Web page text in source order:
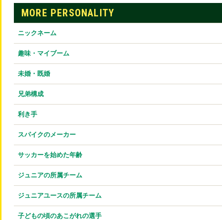
MORE PERSONALITY
ニックネーム
趣味・マイブーム
未婚・既婚
兄弟構成
利き手
スパイクのメーカー
サッカーを始めた年齢
ジュニアの所属チーム
ジュニアユースの所属チーム
子どもの頃のあこがれの選手